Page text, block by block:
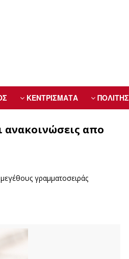
ΚΕΝΤΡΙΣΜΑΤΑ ΠΟΛΙΤΗΣ
ανακοινώσεις απο
γραμματοσειράς